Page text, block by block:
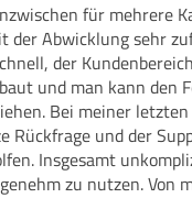
für mehrere
der Abwicklung sehr
der
und man kann den
Bei meiner letzten
Rückfrage und der
Insgesamt
zu nutzen. Von